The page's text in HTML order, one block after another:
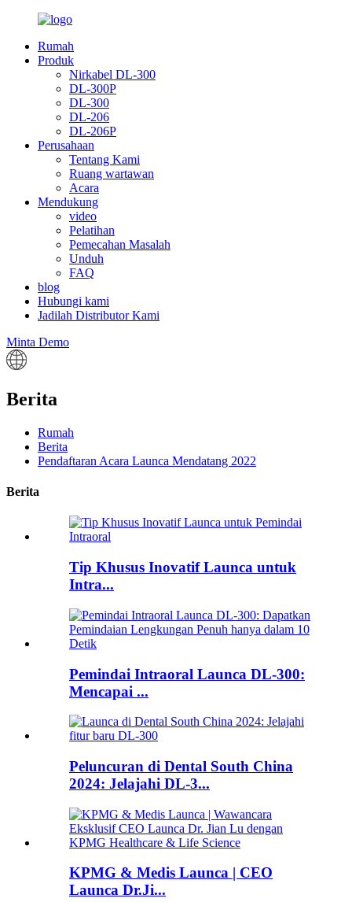
Rumah
Produk
Nirkabel DL-300
DL-300P
DL-300
DL-206
DL-206P
Perusahaan
Tentang Kami
Ruang wartawan
Acara
Mendukung
video
Pelatihan
Pemecahan Masalah
Unduh
FAQ
blog
Hubungi kami
Jadilah Distributor Kami
Minta Demo
Berita
Rumah
Berita
Pendaftaran Acara Launca Mendatang 2022
Berita
Tip Khusus Inovatif Launca untuk
Intra...
Pemindai Intraoral Launca DL-300:
Mencapai ...
Peluncuran di Dental South China
2024: Jelajahi DL-3...
KPMG & Medis Launca | CEO
Launca Dr.Ji...